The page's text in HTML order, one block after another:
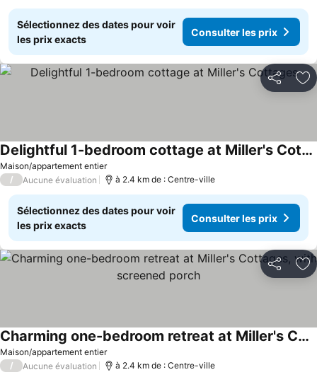
Sélectionnez des dates pour voir
les prix exacts
Consulter les prix
Partager
Maison/appartement entier
Delightful 1-bedroom cottage at Miller's Cottages
/ Aucune évaluation à 2.4 km de : Centre-ville
Sélectionnez des dates pour voir
les prix exacts
Consulter les prix
Partager
Maison/appartement entier
Charming one-bedroom retreat at Miller's Cottages, with screened porch
/ Aucune évaluation à 2.4 km de : Centre-ville